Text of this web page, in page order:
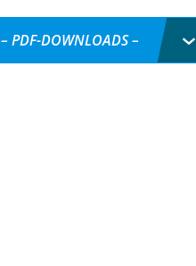
– PDF-DOWNLOADS –